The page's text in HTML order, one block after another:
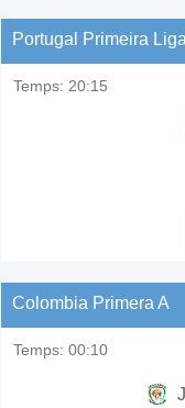
Portugal Primeira Liga
Temps: 20:15
Colombia Primera A
Temps: 00:10